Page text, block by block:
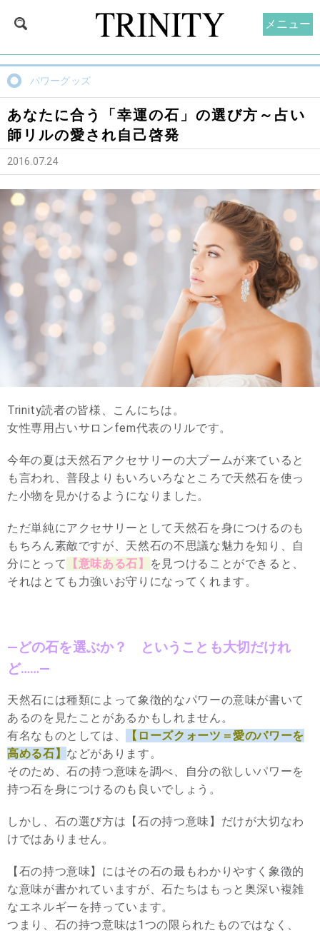
パワーグッズ
あなたに合う「幸運の石」の選び方～占い
師リルの愛され自己啓発
2016.07.24
Trinity読者の皆様、こんにちは。
女性専用占いサロンfem代表のリルです。
今年の夏は天然石アクセサリーの大ブームが来ていると
も言われ、普段よりもいろいろなところで天然石を使っ
た小物を見かけるようになりました。
ただ単純にアクセサリーとして天然石を身につけるのも
もちろん素敵ですが、天然石の不思議な魅力を知り、自
分にとって
【意味ある石】
を見つけることができると、
それはとても力強いお守りになってくれます。
—どの石を選ぶか？ ということも大切だけれ
ど……—
天然石には種類によって象徴的なパワーの意味が書いて
あるのを見たことがあるかもしれません。
有名なものとしては、
【ローズクォーツ＝愛のパワーを
高める石】 などがあります。
そのため、石の持つ意味を調べ、自分の欲しいパワーを
持つ石を身につけるのも良いでしょう。
しかし、石の選び方は【石の持つ意味】だけが大切なわ
けではありません。
【石の持つ意味】にはその石の最もわかりやすく象徴的
な意味が書かれていますが、石たちはもっと奥深い複雑
なエネルギーを持っています。
つまり、石の持つ意味は1つの限られたものではなく、
メニュー